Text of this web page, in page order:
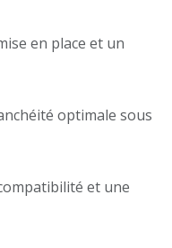
en place et un
optimale sous
et une